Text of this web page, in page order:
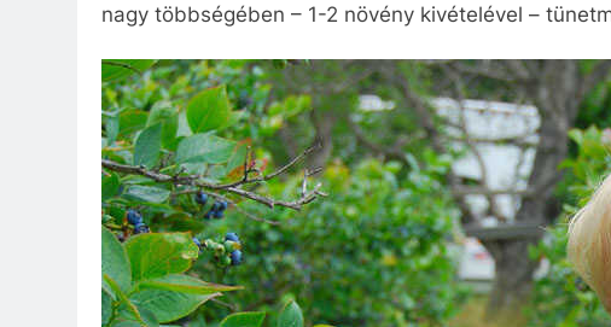
nagy többségében – 1-2 növény kivételével –